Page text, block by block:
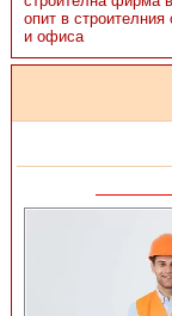
опит в строителния
и офиса